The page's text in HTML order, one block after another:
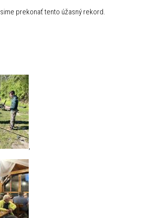
prekonať tento úžasný rekord.
,